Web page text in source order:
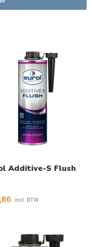
Additive-S Flush
incl. BTW